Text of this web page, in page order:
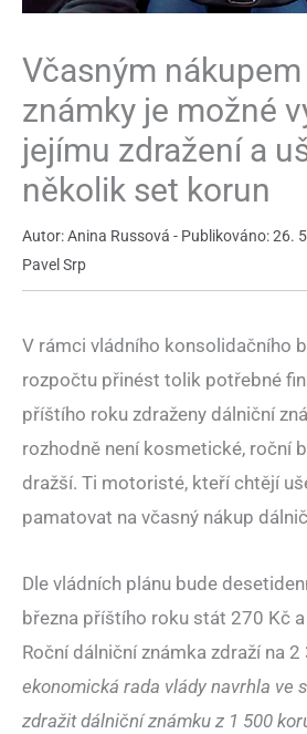
Včasným
známky je možné
jejímu zdražení a
několik set korun
Autor: Anina Russová - Publikováno: 26.
Pavel Srp
V rámci vládního konsolidačního
rozpočtu přinést tolik potřebné
příštího roku zdraženy dálniční
rozhodně není kosmetické, roční
dražší. Ti motoristé, kteří chtějí
pamatovat na včasný nákup
Dle vládních plánu bude
března příštího roku stát 270 Kč
Roční dálniční známka zdraží na 2
ekonomická rada vlády navrhla ve
zdražit dálniční známku z 1 500